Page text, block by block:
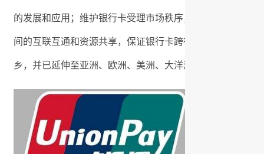
的发展和应用；维护银行卡受理市场秩序，防范银行卡风
间的互联互通和资源共享，保证银行卡跨行、跨地区和跨
乡，并已延伸至亚洲、欧洲、美洲、大洋洲、非洲等境外